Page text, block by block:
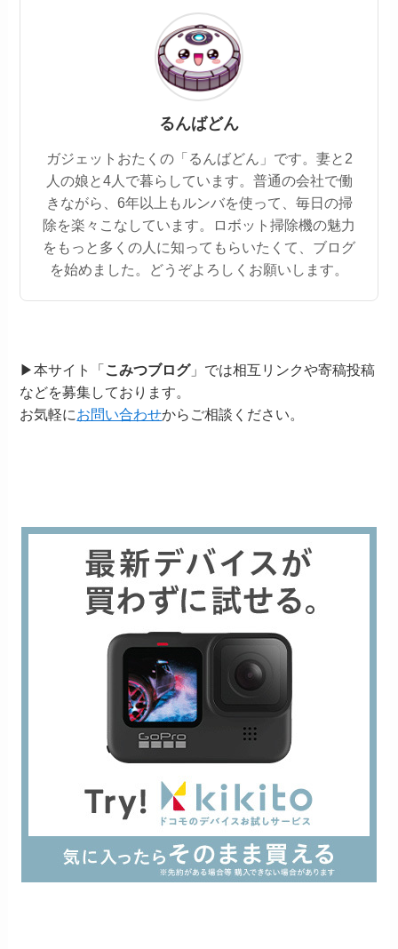
るんばどん
ガジェットおたくの「るんばどん」です。妻と2
人の娘と4人で暮らしています。普通の会社で働
きながら、6年以上もルンバを使って、毎日の掃
除を楽々こなしています。ロボット掃除機の魅力
をもっと多くの人に知ってもらいたくて、ブログ
を始めました。どうぞよろしくお願いします。
▶本サイト「こみつブログ」では相互リンクや寄稿投稿
などを募集しております。
お気軽にお問い合わせからご相談ください。